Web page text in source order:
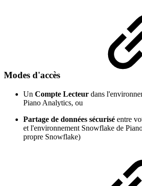
Modes d'accès
Un Compte Lecteur dans
Piano Analytics, ou
Partage de données sécurisé entre
et l'environnement Snowflake de
propre Snowflake)